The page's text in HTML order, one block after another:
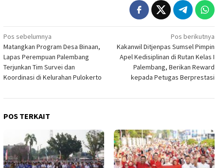
Navigasi
pos
Pos sebelumnya
Matangkan Program Desa Binaan,
Lapas Perempuan Palembang
Terjunkan Tim Survei dan
Koordinasi di Kelurahan Pulokerto
Pos berikutnya
Kakanwil Ditjenpas Sumsel Pimpin
Apel Kedisiplinan di Rutan Kelas I
Palembang, Berikan Reward
kepada Petugas Berprestasi
POS TERKAIT